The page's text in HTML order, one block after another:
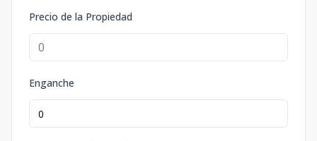
Precio de la Propiedad
Enganche